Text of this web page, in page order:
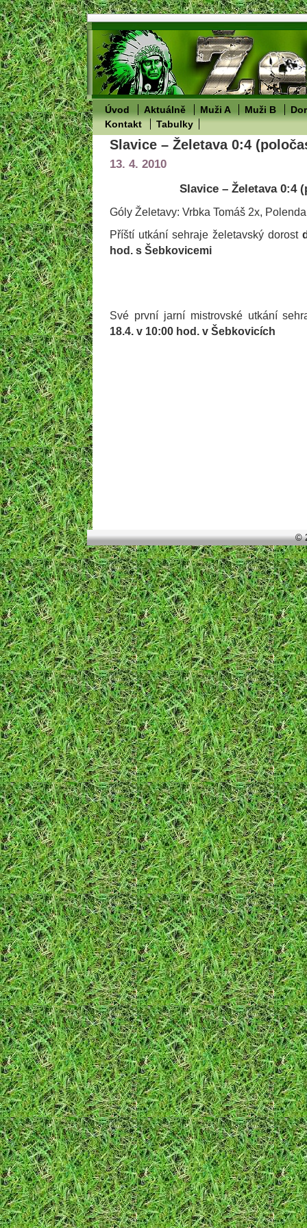
Úvod Aktuálně Muži A Muži B
Kontakt
Tabulky
Slavice – Želetava 0:4
13. 4. 2010
Slavice – Želetava 0:4
Góly Želetavy: Vrbka Tomáš 2x,
Příští utkání sehraje želetavský dorost
hod. s Šebkovicemi
Své první jarní mistrovské utkání
18.4. v 10:00 hod. v Šebkovicích
©